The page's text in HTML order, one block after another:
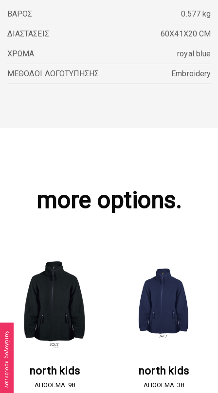
Κατάλογος προϊόντων
ΒΑΡΟΣ 0.577 kg
ΔΙΑΣΤΑΣΕΙΣ 60X41X20 CM
ΧΡΩΜΑ royal blue
ΜΕΘΟΔΟΙ ΛΟΓΟΤΥΠΗΣΗΣ Embroidery
more options.
north kids
ΑΠΟΘΕΜΑ: 98
north kids
ΑΠΟΘΕΜΑ: 38